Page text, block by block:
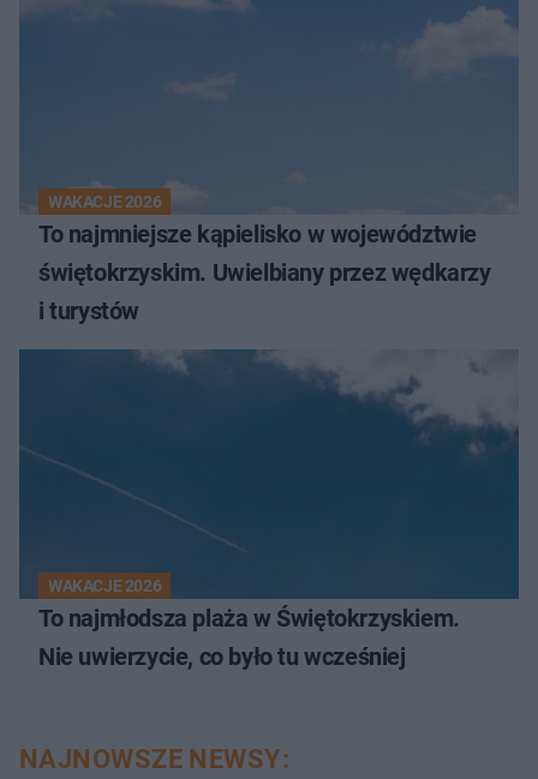
WAKACJE 2026
To najmniejsze kąpielisko w województwie
świętokrzyskim. Uwielbiany przez wędkarzy
i turystów
WAKACJE 2026
To najmłodsza plaża w Świętokrzyskiem.
Nie uwierzycie, co było tu wcześniej
NAJNOWSZE NEWSY: